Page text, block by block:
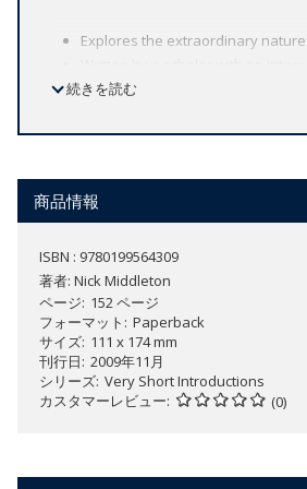
Explores the extraordinary
Demonstrates the great variety
Deserts are remarkable places.
scenery, and ingenious human
successful human occupation.
This Very Short Introduction tells you
working of our planet.
続きを読む
商品情報
ISBN : 9780199564309
著者: Nick Middleton
ページ 152 ページ
フォーマット
Paperback
サイズ 111 x 174 mm
刊行日 2009年11月
シリーズ Very Short Introductions
カスタマーレビュー
(0)